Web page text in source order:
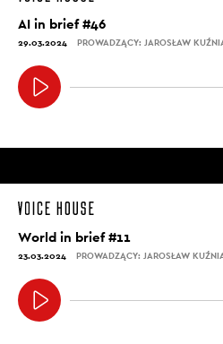
AI in brief #46
29.03.2024 PROWADZĄCY: JAROSŁAW
World in brief #11
23.03.2024 PROWADZĄCY: JAROSŁAW